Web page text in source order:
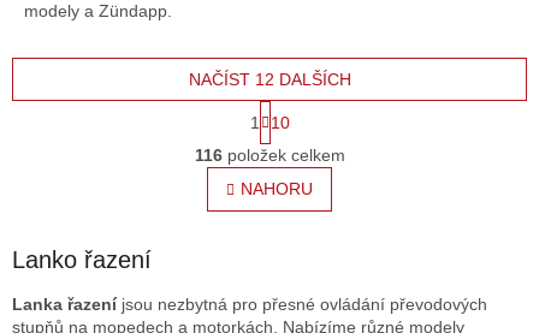
modely a Zündapp.
O
v
l
á
í
p
NAČÍST 12 DALŠÍCH
t
r
á
n
k
n
í
1
10
116položek celkem
NAHORU
Lanko řazení
Lanka řazeníjsou nezbytná pro přesné ovládání převodových
stupňů na mopedech a motorkách. Nabízíme různé modely